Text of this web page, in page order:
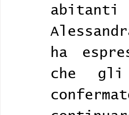
abitanti
ha
che gli